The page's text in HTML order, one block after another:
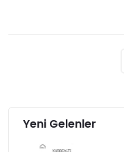
Yeni Gelenler